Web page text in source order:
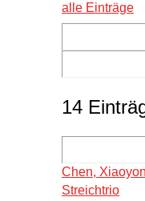
alle Einträge
14
Chen,
Streichtrio